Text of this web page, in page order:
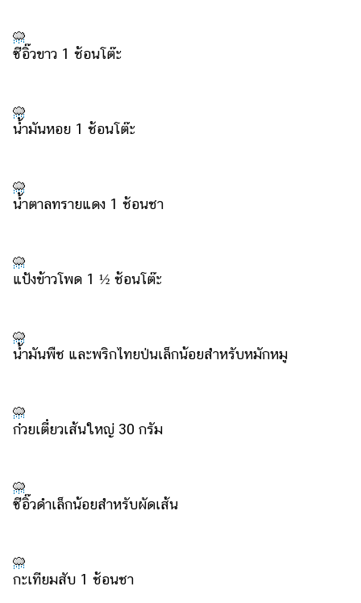
บ้าน
มือ
ทอง
วา
ตี้
และ
บริการ
ซีอิ๊วขาว 1 ช้อนโต๊ะ
น้ำมันหอย 1 ช้อนโต๊ะ
น้ำตาลทรายแดง 1 ช้อนชา
แป้งข้าวโพด 1 ½ ช้อนโต๊ะ
น้ำมันพืช และพริกไทยป่นเล็กน้อยสำหรับหมักหมู
ก๋วยเตี๋ยวเส้นใหญ่ 30 กรัม
ซีอิ๊วดำเล็กน้อยสำหรับผัดเส้น
กะเทียมสับ 1 ช้อนชา